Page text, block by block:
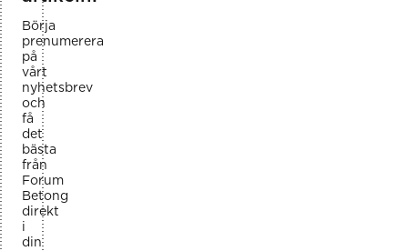
Börja
prenumerera
på
vårt
nyhetsbrev
och
få
det
bästa
från
Forum
Betong
direkt
i
din